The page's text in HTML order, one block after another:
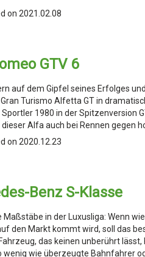
on 2021.02.08
GTV 6
auf dem Gipfel seines Erfolges
Turismo Alfetta GT in
1980 in der Spitzenversion
Alfa auch bei Rennen gegen
on 2020.12.23
Benz S-Klasse
in der Luxusliga: Wenn
den Markt kommt wird, soll das
das keinen unberührt lässt,
wenig wie überzeugte Bahnfahrer